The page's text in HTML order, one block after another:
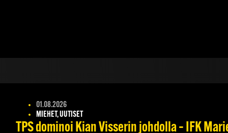
01.08.2026
MIEHET, UUTISET
TPS dominoi Kian Visserin johdolla – IFK